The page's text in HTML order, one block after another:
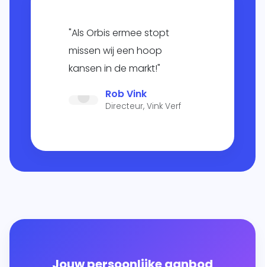
"Als Orbis ermee stopt
missen wij een hoop
kansen in de markt!"
Rob Vink
Directeur, Vink Verf